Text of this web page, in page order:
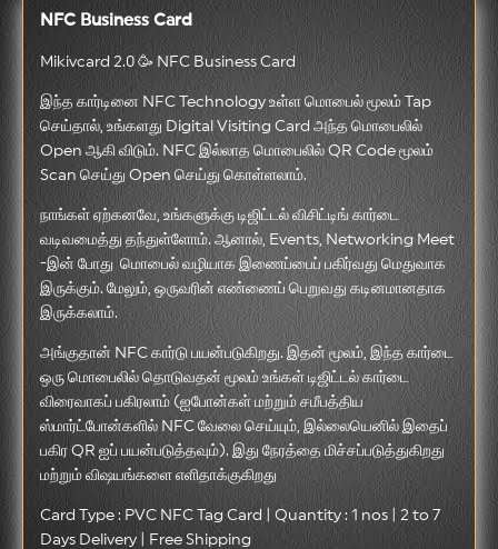
NFC Business Card
Mikivcard 2.0 🥳 NFC Business Card
இந்த கார்டினை NFC Technology உள்ள மொபைல் மூலம் Tap
செய்தால், உங்களது Digital Visiting Card அந்த மொபைலில்
Open ஆகி விடும். NFC இல்லாத மொபைலில் QR Code மூலம்
Scan செய்து Open செய்து கொள்ளலாம்.
நாங்கள் ஏற்கனவே, உங்களுக்கு டிஜிட்டல் விசிட்டிங் கார்டை
வடிவமைத்து தந்துள்ளோம். ஆனால், Events, Networking Meet
-இன் போது மொபைல் வழியாக இணைப்பைப் பகிர்வது மெதுவாக
இருக்கும். மேலும், ஒருவரின் எண்ணைப் பெறுவது கடினமானதாக
இருக்கலாம்.
அங்குதான் NFC கார்டு பயன்படுகிறது. இதன் மூலம், இந்த கார்டை
ஒரு மொபைலில் தொடுவதன் மூலம் உங்கள் டிஜிட்டல் கார்டை
விரைவாகப் பகிரலாம் (ஐபோன்கள் மற்றும் சமீபத்திய
ஸ்மார்ட்போன்களில் NFC வேலை செய்யும், இல்லையெனில் இதைப்
பகிர QR ஐப் பயன்படுத்தவும்). இது நேரத்தை மிச்சப்படுத்துகிறது
மற்றும் விஷயங்களை எளிதாக்குகிறது
Card Type : PVC NFC Tag Card | Quantity : 1 nos | 2 to 7
Days Delivery | Free Shipping